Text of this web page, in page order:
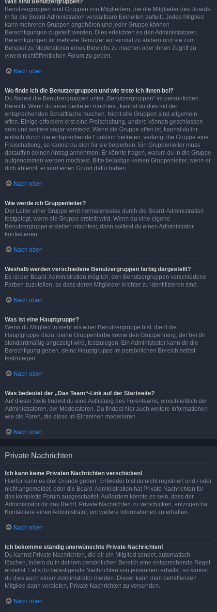
Was sind Benutzergruppen?
Benutzergruppen sind Gruppen von Mitgliedern, die die Mitglieder des Boards
in für die Board-Administration verwaltbare Einheiten aufteilt. Jedes Mitglied
kann mehreren Gruppen angehören und jeder Gruppe können
Berechtigungen zugeteilt werden. Dies erleichtert es den Administratoren,
Berechtigungen für mehrere Benutzer auf einmal zu ändern und sie zum
Beispiel zu Moderatoren eines Bereichs zu machen oder ihnen Zugriff zu
einem nichtöffentlichen Forum zu geben.
Nach oben
Wo finde ich die Benutzergruppen und wie trete ich ihnen bei?
Du findest die Benutzergruppen unter „Benutzergruppen“ im persönlichen
Bereich. Wenn du einer beitreten möchtest, kannst du dies mit der
entsprechenden Schaltfläche machen. Nicht alle Gruppen sind allgemein
offen. Einige erfordern erst eine Freischaltung, andere können geschlossen
sein und weitere sogar versteckt. Wenn die Gruppe offen ist, kannst du ihr
einfach durch die entsprechende Funktion beitreten; verlangt die Gruppe eine
Freischaltung, so kannst du dich für sie bewerben. Ein Gruppenleiter muss
daraufhin deinen Antrag annehmen. Er könnte fragen, warum du in die Gruppe
aufgenommen werden möchtest. Bitte belästige keinen Gruppenleiter, wenn er
dich ablehnt, er wird einen Grund dafür haben.
Nach oben
Wie werde ich Gruppenleiter?
Der Leiter einer Gruppe wird normalerweise durch die Board-Administration
festgelegt, wenn die Gruppe erstellt wird. Wenn du eine eigene
Benutzergruppe erstellen möchtest, dann solltest du einen Administrator
kontaktieren.
Nach oben
Weshalb werden verschiedene Benutzergruppen farbig dargestellt?
Es ist der Board-Administration möglich, den Benutzergruppen verschiedene
Farben zuzuteilen, so dass deren Mitglieder leichter zu identifizieren sind.
Nach oben
Was ist eine Hauptgruppe?
Wenn du Mitglied in mehr als einer Benutzergruppe bist, dient die
Hauptgruppe dazu, deine Gruppenfarbe sowie den Gruppenrang, der bei dir
standardmäßig angezeigt wird, festzulegen. Ein Administrator kann dir die
Berechtigung geben, deine Hauptgruppe im persönlichen Bereich selbst
festzulegen.
Nach oben
Was bedeutet der „Das Team“-Link auf der Startseite?
Auf dieser Seite findest du eine Auflistung des Forenteams, einschließlich der
Administratoren, der Moderatoren. Du findest hier auch weitere Informationen
wie die Foren, die diese im Einzelnen moderieren.
Nach oben
Private Nachrichten
Ich kann keine Privaten Nachrichten verschicken!
Hierfür kann es drei Gründe geben: Entweder bist du nicht registriert und / oder
nicht angemeldet, oder die Board-Administration hat Private Nachrichten für
das komplette Forum ausgeschaltet. Außerdem könnte es sein, dass der
Administrator dir das Recht, Private Nachrichten zu verschicken, entzogen hat.
Kontaktiere einen Administrator, um weitere Informationen zu erhalten.
Nach oben
Ich bekomme ständig unerwünschte Private Nachrichten!
Du kannst Private Nachrichten, die dir ein Mitglied sendet, automatisch
löschen, indem du in deinem persönlichen Bereich eine entsprechende Regel
erstellst. Falls du belästigende Nachrichten von jemandem erhältst, so kannst
du dies auch einem Administrator melden. Dieser kann dem betreffenden
Mitglied dann verbieten, Private Nachrichten zu versenden.
Nach oben